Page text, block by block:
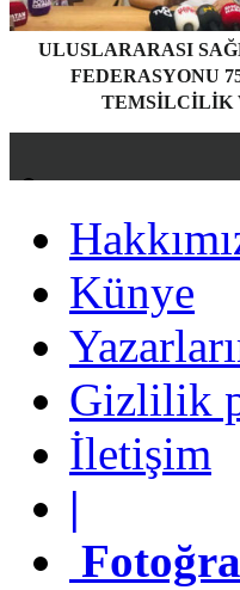
ULUSLARARASI
FEDERASYONU
TEMSILCILIK
Künye
Yazarlarımız
Gizlilik politikası
İletişim
Fotoğraf Galeri
Künye
Gizlilik
İletişim
|